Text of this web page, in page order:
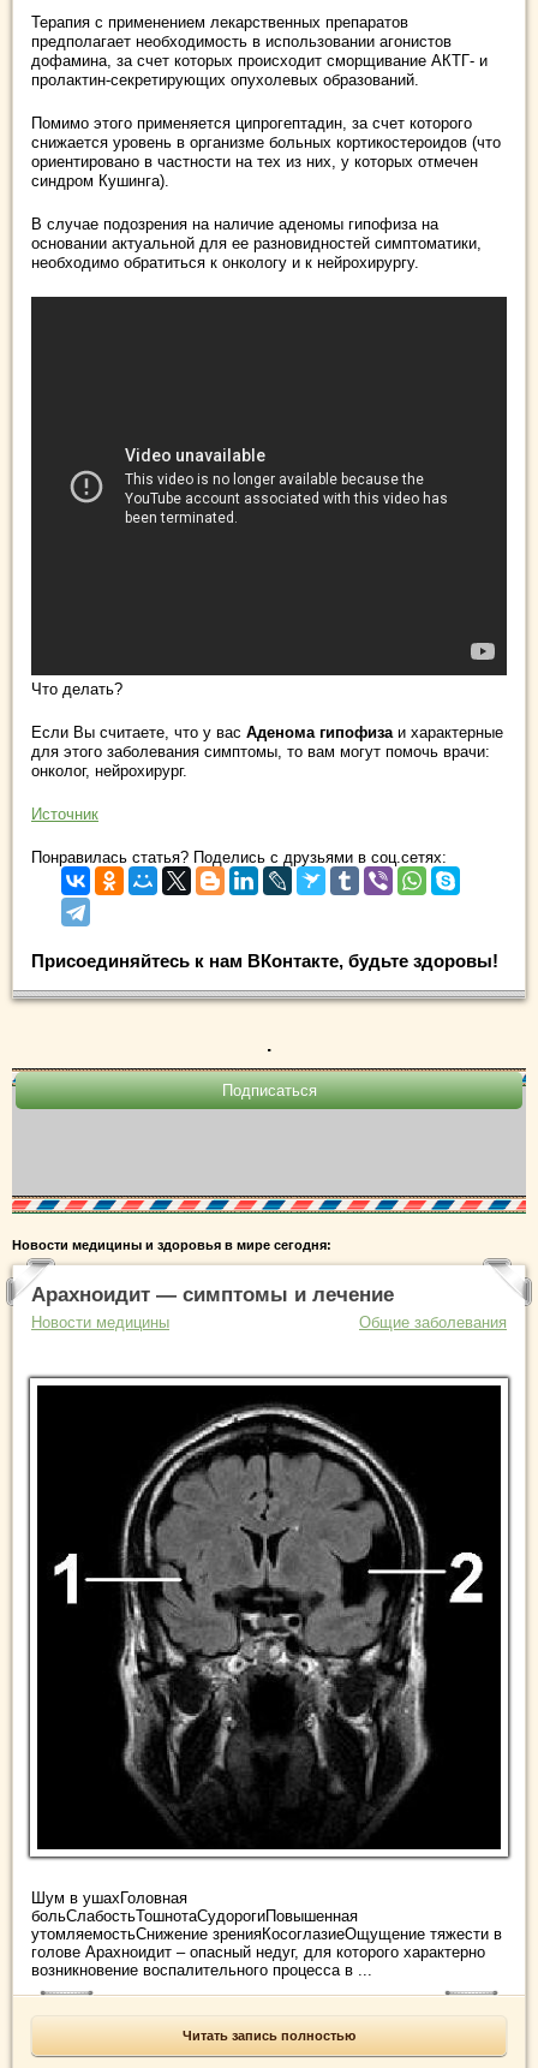
Терапия с применением лекарственных препаратов
предполагает необходимость в использовании агонистов
дофамина, за счет которых происходит сморщивание АКТГ- и
пролактин-секретирующих опухолевых образований.
Помимо этого применяется ципрогептадин, за счет которого
снижается уровень в организме больных кортикостероидов (что
ориентировано в частности на тех из них, у которых отмечен
синдром Кушинга).
В случае подозрения на наличие аденомы гипофиза на
основании актуальной для ее разновидностей симптоматики,
необходимо обратиться к онкологу и к нейрохирургу.
Что делать?
Если Вы считаете, что у вас Аденома гипофиза и характерные
для этого заболевания симптомы, то вам могут помочь врачи:
онколог, нейрохирург.
Источник
Понравилась статья? Поделись с друзьями в соц.сетях:
Присоединяйтесь к нам ВКонтакте, будьте здоровы!
.
Новости медицины и здоровья в мире сегодня:
Арахноидит — симптомы и лечение
Новости медицины Общие заболевания
Шум в ушахГоловная
больСлабостьТошнотаСудорогиПовышенная
утомляемостьСнижение зренияКосоглазиеОщущение тяжести в
голове Арахноидит – опасный недуг, для которого характерно
возникновение воспалительного процесса в ...
Читать запись полностью